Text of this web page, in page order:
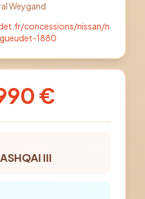
Weygand
concessions/nissan/n
1880
€
III